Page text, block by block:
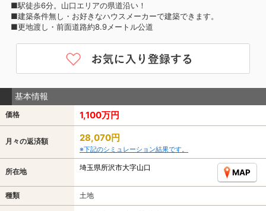
■駅徒歩6分。山口エリアの県道沿い！
■建築条件無し・お好きなハウスメーカーで建築できます。
■更地渡し・前面道路約8.9メートル公道
基本情報
価格 1,100万円
月々の返済額 28,070円
※下記のシミュレーション結果です。
所在地 埼玉県所沢市大字山口
MAP
種類 土地